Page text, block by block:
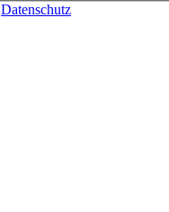
Datenschutz